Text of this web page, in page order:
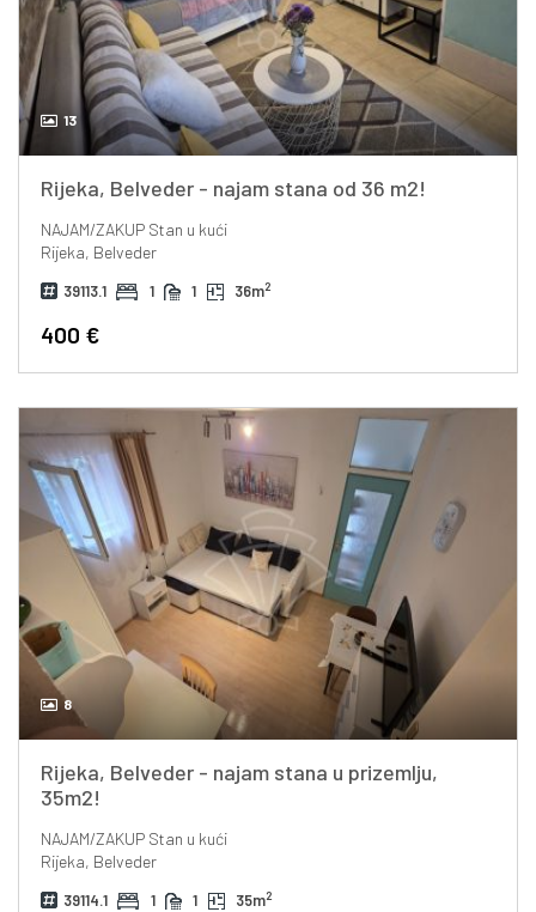
13
Rijeka, Belveder - najam stana od 36 m2!
NAJAM/ZAKUPStan u kući
Rijeka, Belveder
39113.1 1 1 36m2
400 €
8
Rijeka, Belveder - najam stana u prizemlju,
35m2!
NAJAM/ZAKUPStan u kući
Rijeka, Belveder
39114.1 1 1 35m2